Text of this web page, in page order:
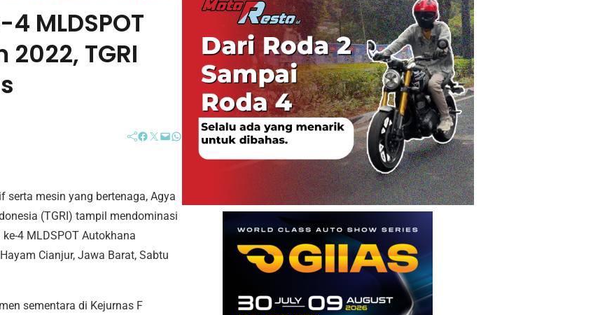
MLDSPOT
TGRI
Facebook Twitter Mail WhatsApp
serta mesin yang bertenaga, Agya
(TGRI) tampil mendominasi
4 MLDSPOT Autokhana
Cianjur, Jawa Barat, Sabtu
sementara di Kejurnas F